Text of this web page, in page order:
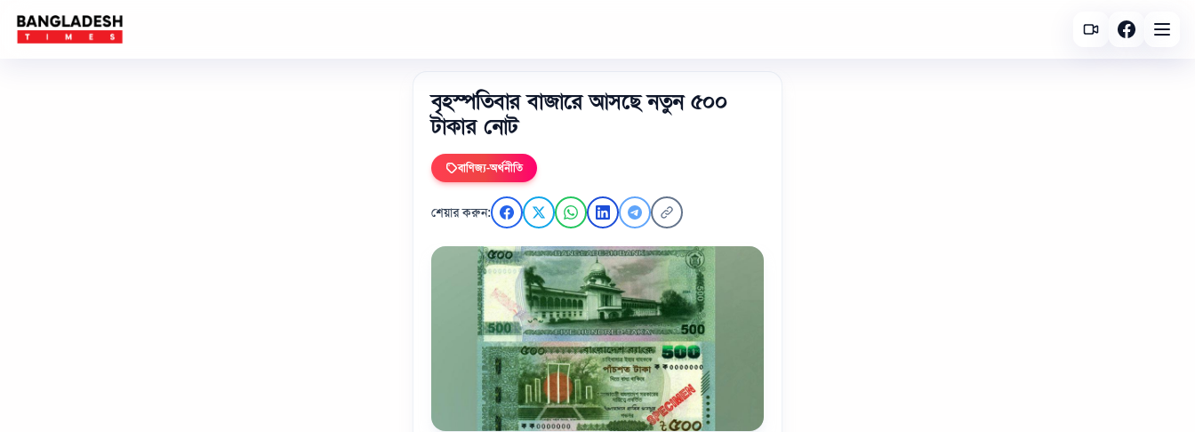
বৃহস্পতিবার বাজারে আসছে নতুন ৫০০
টাকার নোট
বাণিজ্য-অর্থনীতি
শেয়ার করুন: